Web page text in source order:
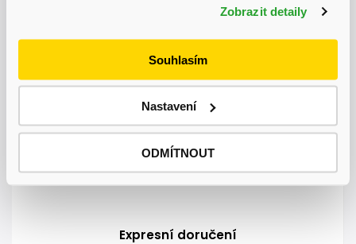
Zobrazit detaily
Souhlasím
Nastavení
ODMÍTNOUT
nadměrných nákladů kamkoliv v ČR
Garance doručení
nepoškozeného zboží
Expresní doručení